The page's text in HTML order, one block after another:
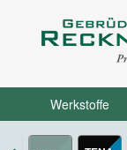
Werkstoffe